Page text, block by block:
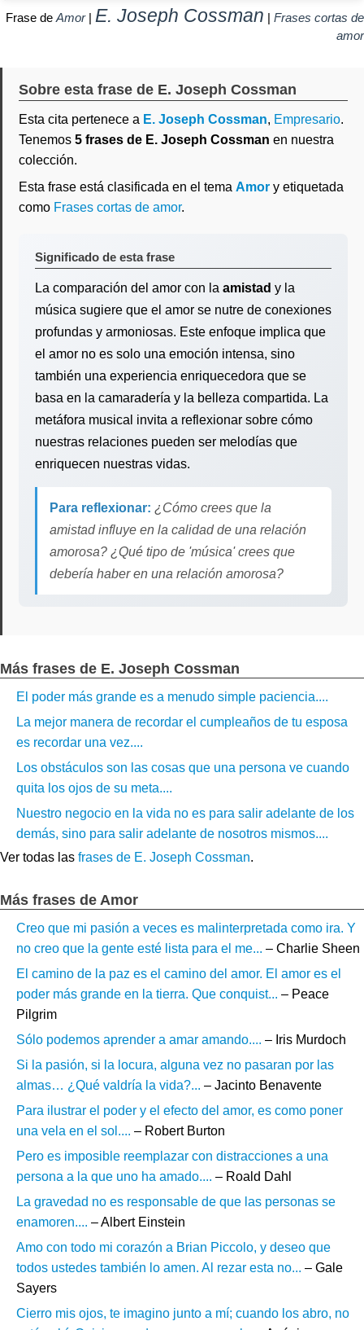
Frase de Amor| E. Joseph Cossman | Frases cortas de
amor
Sobre esta frase de E. Joseph Cossman
Esta cita pertenece a E. Joseph Cossman, Empresario.
Tenemos 5 frases de E. Joseph Cossman en nuestra
colección.
Esta frase está clasificada en el tema Amor y etiquetada
como Frases cortas de amor.
Significado de esta frase
La comparación del amor con la amistad y la
música sugiere que el amor se nutre de conexiones
profundas y armoniosas. Este enfoque implica que
el amor no es solo una emoción intensa, sino
también una experiencia enriquecedora que se
basa en la camaradería y la belleza compartida. La
metáfora musical invita a reflexionar sobre cómo
nuestras relaciones pueden ser melodías que
enriquecen nuestras vidas.
Para reflexionar: ¿Cómo crees que la
amistad influye en la calidad de una relación
amorosa? ¿Qué tipo de 'música' crees que
debería haber en una relación amorosa?
Más frases de E. Joseph Cossman
El poder más grande es a menudo simple paciencia....
La mejor manera de recordar el cumpleaños de tu esposa
es recordar una vez....
Los obstáculos son las cosas que una persona ve cuando
quita los ojos de su meta....
Nuestro negocio en la vida no es para salir adelante de los
demás, sino para salir adelante de nosotros mismos....
Ver todas las frases de E. Joseph Cossman.
Más frases de Amor
Creo que mi pasión a veces es malinterpretada como ira. Y
no creo que la gente esté lista para el me... – Charlie Sheen
El camino de la paz es el camino del amor. El amor es el
poder más grande en la tierra. Que conquist... – Peace
Pilgrim
Sólo podemos aprender a amar amando.... – Iris Murdoch
Si la pasión, si la locura, alguna vez no pasaran por las
almas… ¿Qué valdría la vida?... – Jacinto Benavente
Para ilustrar el poder y el efecto del amor, es como poner
una vela en el sol.... – Robert Burton
Pero es imposible reemplazar con distracciones a una
persona a la que uno ha amado.... – Roald Dahl
La gravedad no es responsable de que las personas se
enamoren.... – Albert Einstein
Amo con todo mi corazón a Brian Piccolo, y deseo que
todos ustedes también lo amen. Al rezar esta no... – Gale
Sayers
Cierro mis ojos, te imagino junto a mí; cuando los abro, no